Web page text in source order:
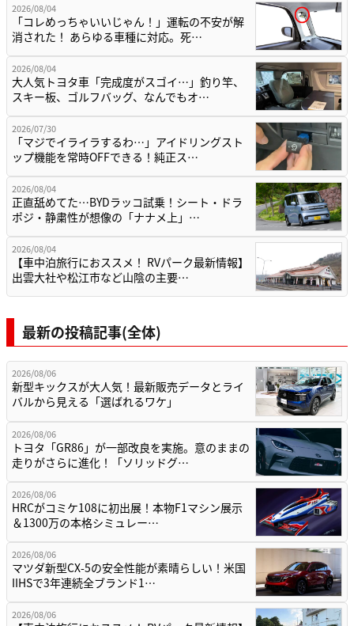
2026/08/04
「コレめっちゃいいじゃん！」運転の不安が解
消された！ あらゆる車種に対応。死…
2026/08/04
大人気トヨタ車「完成度がスゴイ…」釣り竿、
スキー板、ゴルフバッグ、なんでもオ…
2026/07/30
「マジでイライラするわ…」アイドリングスト
ップ機能を常時OFFできる！純正ス…
2026/08/04
正直舐めてた…BYDラッコ試乗！シート・ドラ
ポジ・静粛性が想像の「ナナメ上」…
2026/08/04
【車中泊旅行におススメ！ RVパーク最新情報】
出雲大社や松江市など山陰の主要…
最新の投稿記事(全体)
2026/08/06
新型キックスが大人気！最新販売データとライ
バルから見える「選ばれるワケ」
2026/08/06
トヨタ「GR86」が一部改良を実施。意のままの
走りがさらに進化！「ソリッドグ…
2026/08/06
HRCがコミケ108に初出展！本物F1マシン展示
＆1300万の本格シミュレー…
2026/08/06
マツダ新型CX-5の安全性能が素晴らしい！米国
IIHSで3年連続全ブランド1…
2026/08/06